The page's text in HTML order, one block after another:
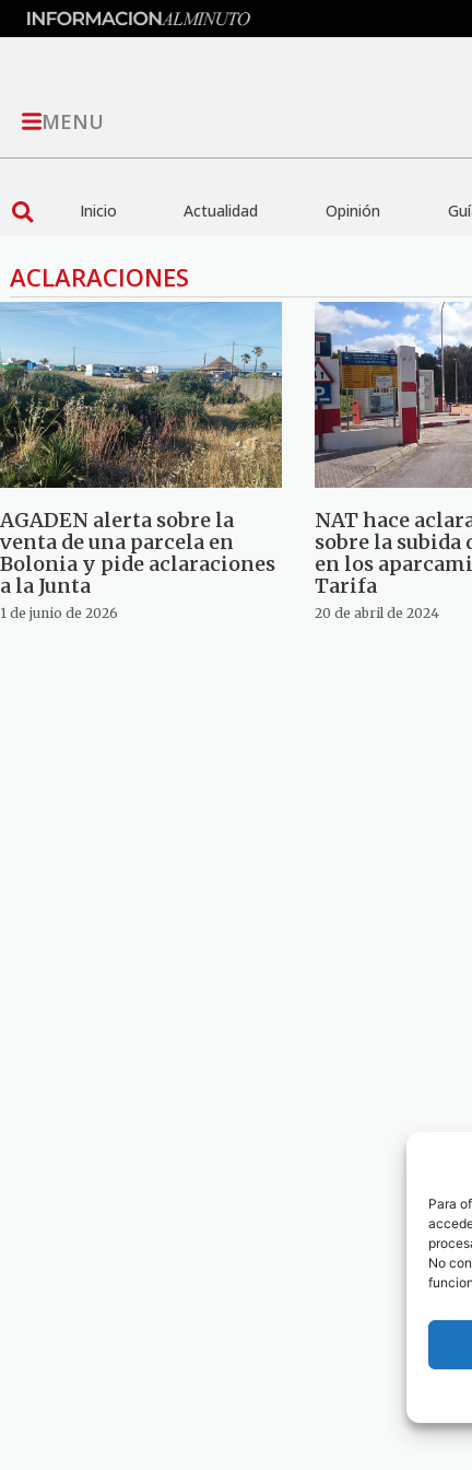
Para
No
MENU
Inicio Actualidad Opinión
ACLARACIONES
AGADEN alerta sobre la
venta de una parcela en
Bolonia y pide aclaraciones
a la Junta
1 de junio de 2026
NAT hace
sobre la subida
en los
Tarifa
20 de abril de 2024